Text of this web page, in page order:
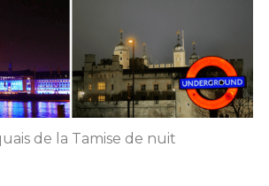
de la Tamise de nuit